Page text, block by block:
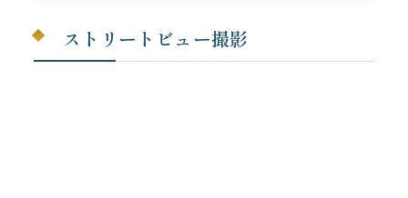
ストリートビュー撮影